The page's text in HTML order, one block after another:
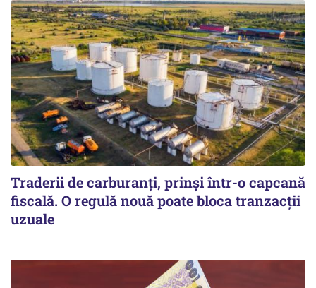
Traderii de carburanți, prinși într-o capcană
fiscală. O regulă nouă poate bloca tranzacții
uzuale